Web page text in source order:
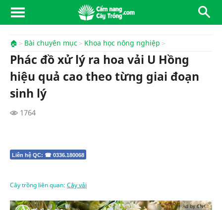
🏠 Bài chuyên mục Khoa học nông nghiệp
Phác đồ xử lý ra hoa vải U Hồng
hiệu quả cao theo từng giai đoạn
sinh lý
1764
Liên hệ QC: ☎ 0336.180068
Cây trồng liên quan: Cây vải
Ad by CNCT